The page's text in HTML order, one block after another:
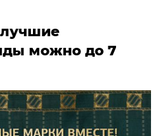
лучшие
можно до 7